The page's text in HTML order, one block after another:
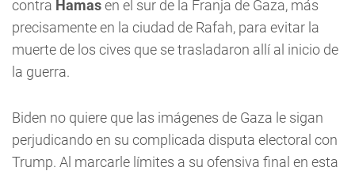
contra Hamasen el sur de la Franja de Gaza, más
precisamente en la ciudad de Rafah, para evitar la
muerte de los cives que se trasladaron allí al inicio de
la guerra.
Biden no quiere que las imágenes de Gaza le sigan
perjudicando en su complicada disputa electoral con
Trump. Al marcarle límites a su ofensiva final en esta